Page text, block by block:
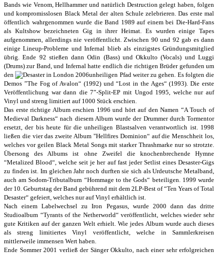
Bands wie Venom, Hellhammer und natürlich Destruction gelegt haben, folgen
und kompromisslosen Black Metal der alten Schule zelebrieren. Das erste mal
öffentlich wahrgenommen wurde die Band 1989 auf einem bei Die-Hard-Fans
als Kultshow bezeichneten Gig in ihrer Heimat. Es wurden einige Tapes
aufgenommen, allerdings nie veröffentlicht. Zwischen 90 und 92 gab es dann
einige Lineup-Probleme und Infernal blieb als einzigstes Gründungsmitglied
übrig. Ende 92 stießen dann Odin (Bass) und Okkulto (Vocals) und Luggi
(Drums) zur Band, und Infernal hatte endlich die richtigen Brüder gefunden um
den
unheiligen Pfad weiter zu gehen. Es folgten die
Demos ”The Fog of Avalon“ (1992) und “Lost in the Ages“ (1993). Die erste
Veröffentlichung war dann die 7”-Split-EP mit Ungod 1995, welche nur auf
Vinyl und streng limitiert auf 1000 Stück erschien.
Das erste richtige Album erschien 1996 und hört auf den Namen “A Touch of
Medieval Darkness“ nach diesem Album wurde der Drummer durch Tormentor
ersetzt, der bis heute für die unheiligen Blastsalven verantwortlich ist. 1998
ließen die vier das zweite Album "Hellfires Dominion“ auf die Menschheit los,
welches vor geilen Black Metal Songs mit starker Thrashmarke nur so strotzte.
Übersong des Albums ist ohne Zweifel die knochenbrechende Hymne
“Metalized Blood“, welche seit je her auf fast jeder Setlist eines Desaster-Gigs
zu finden ist. Im gleichen Jahr noch durften sie sich als Urdeutsche Metalband,
auch am Sodom-Tributalbum “Hommage to the Gods“ beteiligen. 1999 wurde
der 10. Geburtstag der Band gebührend mit dem 2LP-Best of “Ten Years of Total
Desaster“ gefeiert, welches nur auf Vinyl erhältlich ist.
Nach einem Labelwechsel zu Iron Pegasus, wurde 2000 dann das dritte
Studioalbum “Tyrants of the Netherworld“ veröffentlicht, welches wieder sehr
gute Kritiken auf der ganzen Welt erhielt. Wie jedes Album wurde auch dieses
als streng limitiertes Vinyl veröffentlicht, welche in Sammlerkreisen
mittlerweile immensen Wert haben.
Ende Sommer 2001 verließ der Sänger Okkulto, nach einer sehr erfolgreichen